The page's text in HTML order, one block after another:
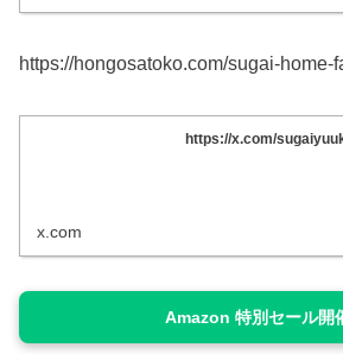
https://hongosatoko.com/sugai-home-
https://x.com/
x.com
Amazon 特別セール開